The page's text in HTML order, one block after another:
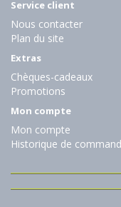
Service client
Nous contacter
Plan du site
Extras
Chèques-cadeaux
Promotions
Mon compte
Mon compte
Historique de